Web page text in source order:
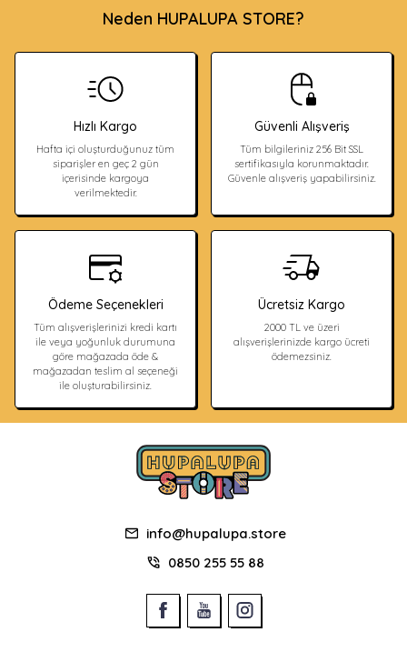
Neden HUPALUPA STORE?
Hızlı Kargo
Hafta içi oluşturduğunuz tüm
siparişler en geç 2 gün
içerisinde kargoya
verilmektedir.
Güvenli Alışveriş
Tüm bilgileriniz 256 Bit SSL
sertifikasıyla korunmaktadır.
Güvenle alışveriş yapabilirsiniz.
Ödeme Seçenekleri
Tüm alışverişlerinizi kredi kartı
ile veya yoğunluk durumuna
göre mağazada öde &
mağazadan teslim al seçeneği
ile oluşturabilirsiniz.
Ücretsiz Kargo
2000 TL ve üzeri
alışverişlerinizde kargo ücreti
ödemezsiniz.
info@hupalupa.store
0850 255 55 88